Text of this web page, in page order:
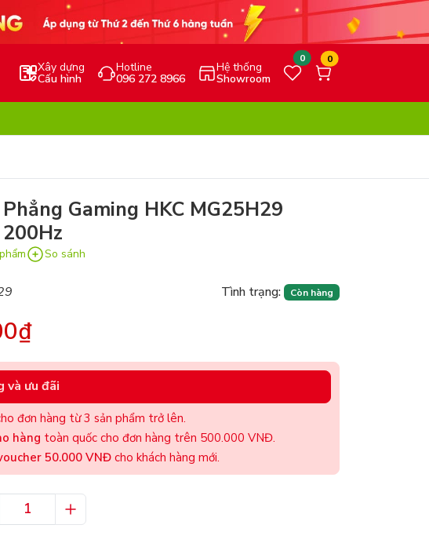
Xây dựng
Cấu hình
Hotline
096 272 8966
Hệ thống
Showroom
0 0
Gaming HKC MG25H29
So sánh
Tình trạng: Còn hàng
và ưu đãi
đơn hàng từ 3 sản phẩm trở lên.
hàng toàn quốc cho đơn hàng trên 500.000 VNĐ.
50.000 VNĐcho khách hàng mới.